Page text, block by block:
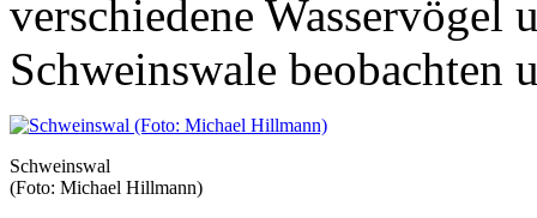
verschiedene Wasservögel
Schweinswale beobachten
Schweinswal
(Foto: Michael Hillmann)